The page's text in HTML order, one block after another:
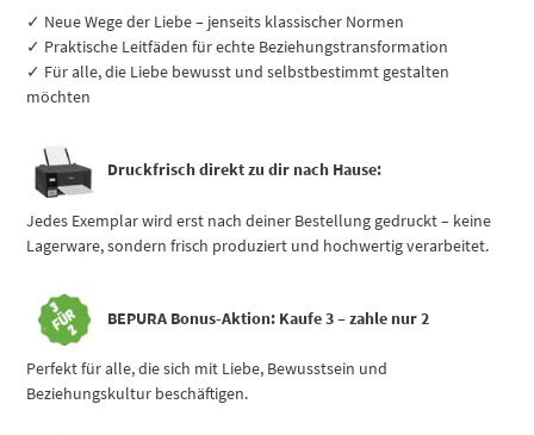
✓ Neue Wege der Liebe – jenseits klassischer Normen
✓ Praktische Leitfäden für echte Beziehungstransformation
✓ Für alle, die Liebe bewusst und selbstbestimmt gestalten
möchten
Druckfrisch direkt zu dir nach Hause:
Jedes Exemplar wird erst nach deiner Bestellung gedruckt – keine
Lagerware, sondern frisch produziert und hochwertig verarbeitet.
BEPURA Bonus-Aktion: Kaufe 3 – zahle nur 2
Perfekt für alle, die sich mit Liebe, Bewusstsein und
Beziehungskultur beschäftigen.